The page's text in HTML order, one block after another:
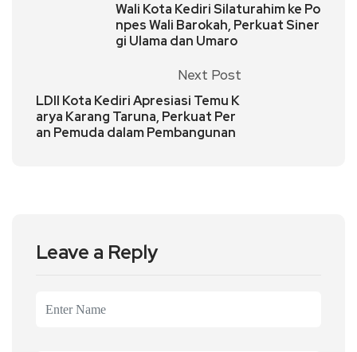
Wali Kota Kediri Silaturahim ke Po
npes Wali Barokah, Perkuat Siner
gi Ulama dan Umaro
Next Post
LDII Kota Kediri Apresiasi Temu K
arya Karang Taruna, Perkuat Per
an Pemuda dalam Pembangunan
Leave a Reply